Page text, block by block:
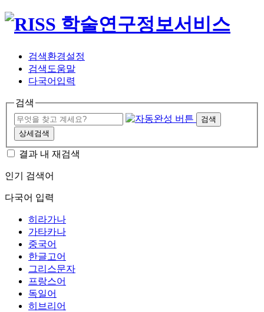
검색환경설정
검색도움말
다국어입력
검색
검색
상세검색
결과 내 재검색
인기 검색어
다국어 입력
히라가나
가타카나
중국어
한글고어
그리스문자
프랑스어
독일어
히브리어